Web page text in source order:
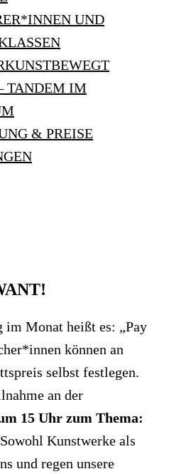
UND
TANDEM IM
& PREISE
im Monat heißt es: „Pay
können an
selbst festlegen.
an der
15 Uhr zum Thema:
Sowohl Kunstwerke als
und regen unsere